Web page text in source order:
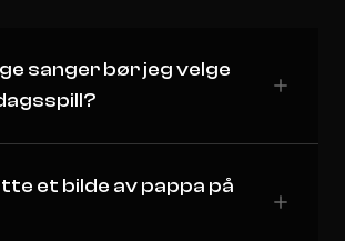
sanger bør jeg velge
et bilde av pappa på